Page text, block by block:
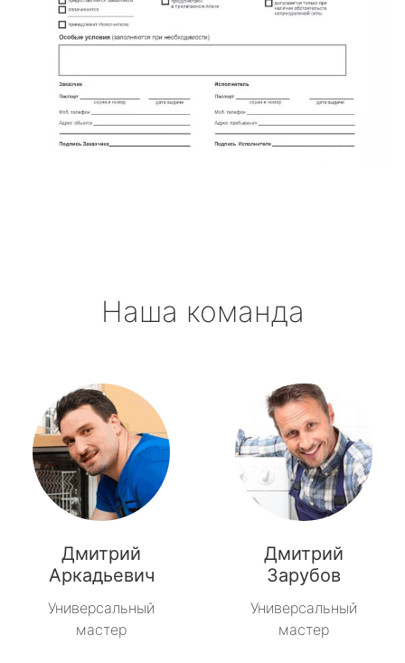
Наша команда
Дмитрий
Аркадьевич
Универсальный
мастер
Дмитрий
Зарубов
Универсальный
мастер